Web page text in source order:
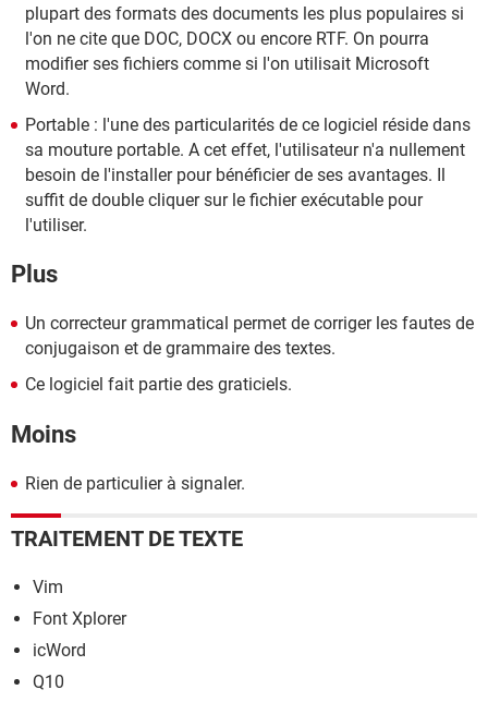
plupart des formats des documents les plus populaires si
l'on ne cite que DOC, DOCX ou encore RTF. On pourra
modifier ses fichiers comme si l'on utilisait Microsoft
Word.
Portable : l'une des particularités de ce logiciel réside dans
sa mouture portable. A cet effet, l'utilisateur n'a nullement
besoin de l'installer pour bénéficier de ses avantages. Il
suffit de double cliquer sur le fichier exécutable pour
l'utiliser.
Plus
Un correcteur grammatical permet de corriger les fautes de
conjugaison et de grammaire des textes.
Ce logiciel fait partie des graticiels.
Moins
Rien de particulier à signaler.
TRAITEMENT DE TEXTE
Vim
Font Xplorer
icWord
Q10